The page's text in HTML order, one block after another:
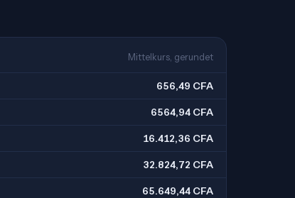
Mittelkurs, gerundet
656,49 CFA
6564,94 CFA
16.412,36 CFA
32.824,72 CFA
65.649,44 CFA